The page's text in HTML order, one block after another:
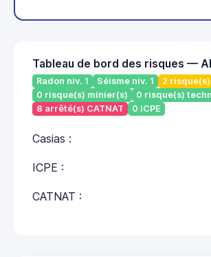
Tableau de bord des risques —
Radon niv. 1 Séisme niv. 1
2
0 risque(s) minier(s)
0 risque(s)
8 arrêté(s) CATNAT
0 ICPE
Casias :
ICPE :
CATNAT :